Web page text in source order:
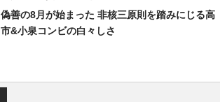
偽善の8月が始まった 非核三原則を踏みにじる高
市&小泉コンビの白々しさ